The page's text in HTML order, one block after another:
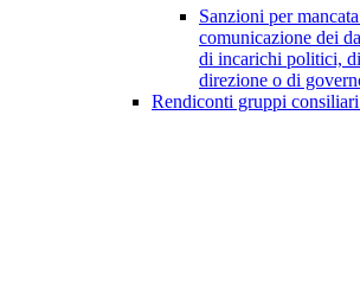
Sanzioni per
comunicazione dei
di incarichi politici,
direzione o di
Rendiconti gruppi